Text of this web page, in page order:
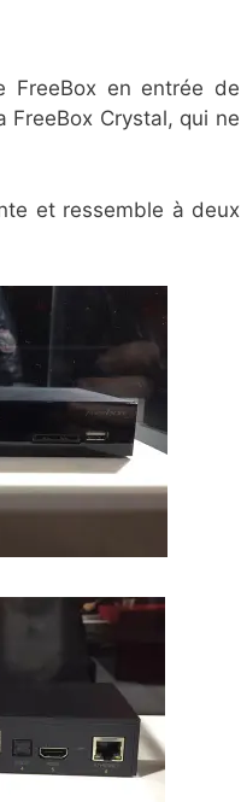
FreeBox en entrée de
Crystal, qui ne
et ressemble à deux